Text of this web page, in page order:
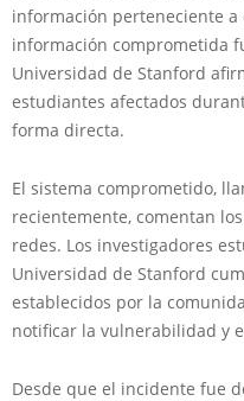
información perteneciente a
información comprometida
Universidad de Stanford
estudiantes afectados
forma directa.
El sistema comprometido,
recientemente, comentan
redes. Los investigadores
Universidad de Stanford
establecidos por la
notificar la vulnerabilidad y
Desde que el incidente fue